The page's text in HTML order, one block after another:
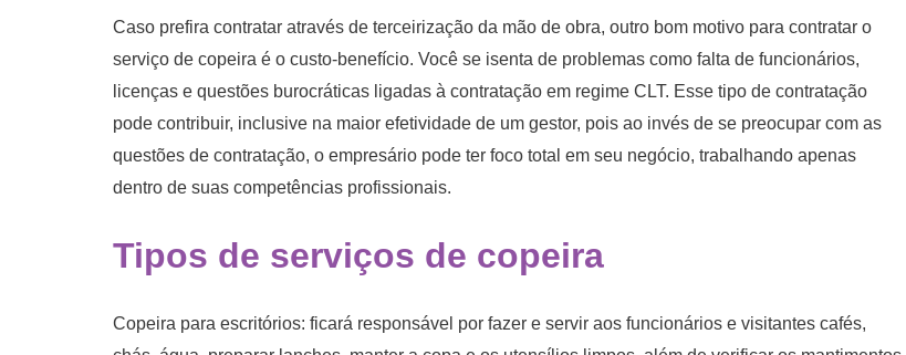
Caso prefira contratar através de terceirização da mão de obra, outro bom motivo para contratar o
serviço de copeira é o custo-benefício. Você se isenta de problemas como falta de funcionários,
licenças e questões burocráticas ligadas à contratação em regime CLT. Esse tipo de contratação
pode contribuir, inclusive na maior efetividade de um gestor, pois ao invés de se preocupar com as
questões de contratação, o empresário pode ter foco total em seu negócio, trabalhando apenas
dentro de suas competências profissionais.
Tipos de serviços de copeira
Copeira para escritórios: ficará responsável por fazer e servir aos funcionários e visitantes cafés,